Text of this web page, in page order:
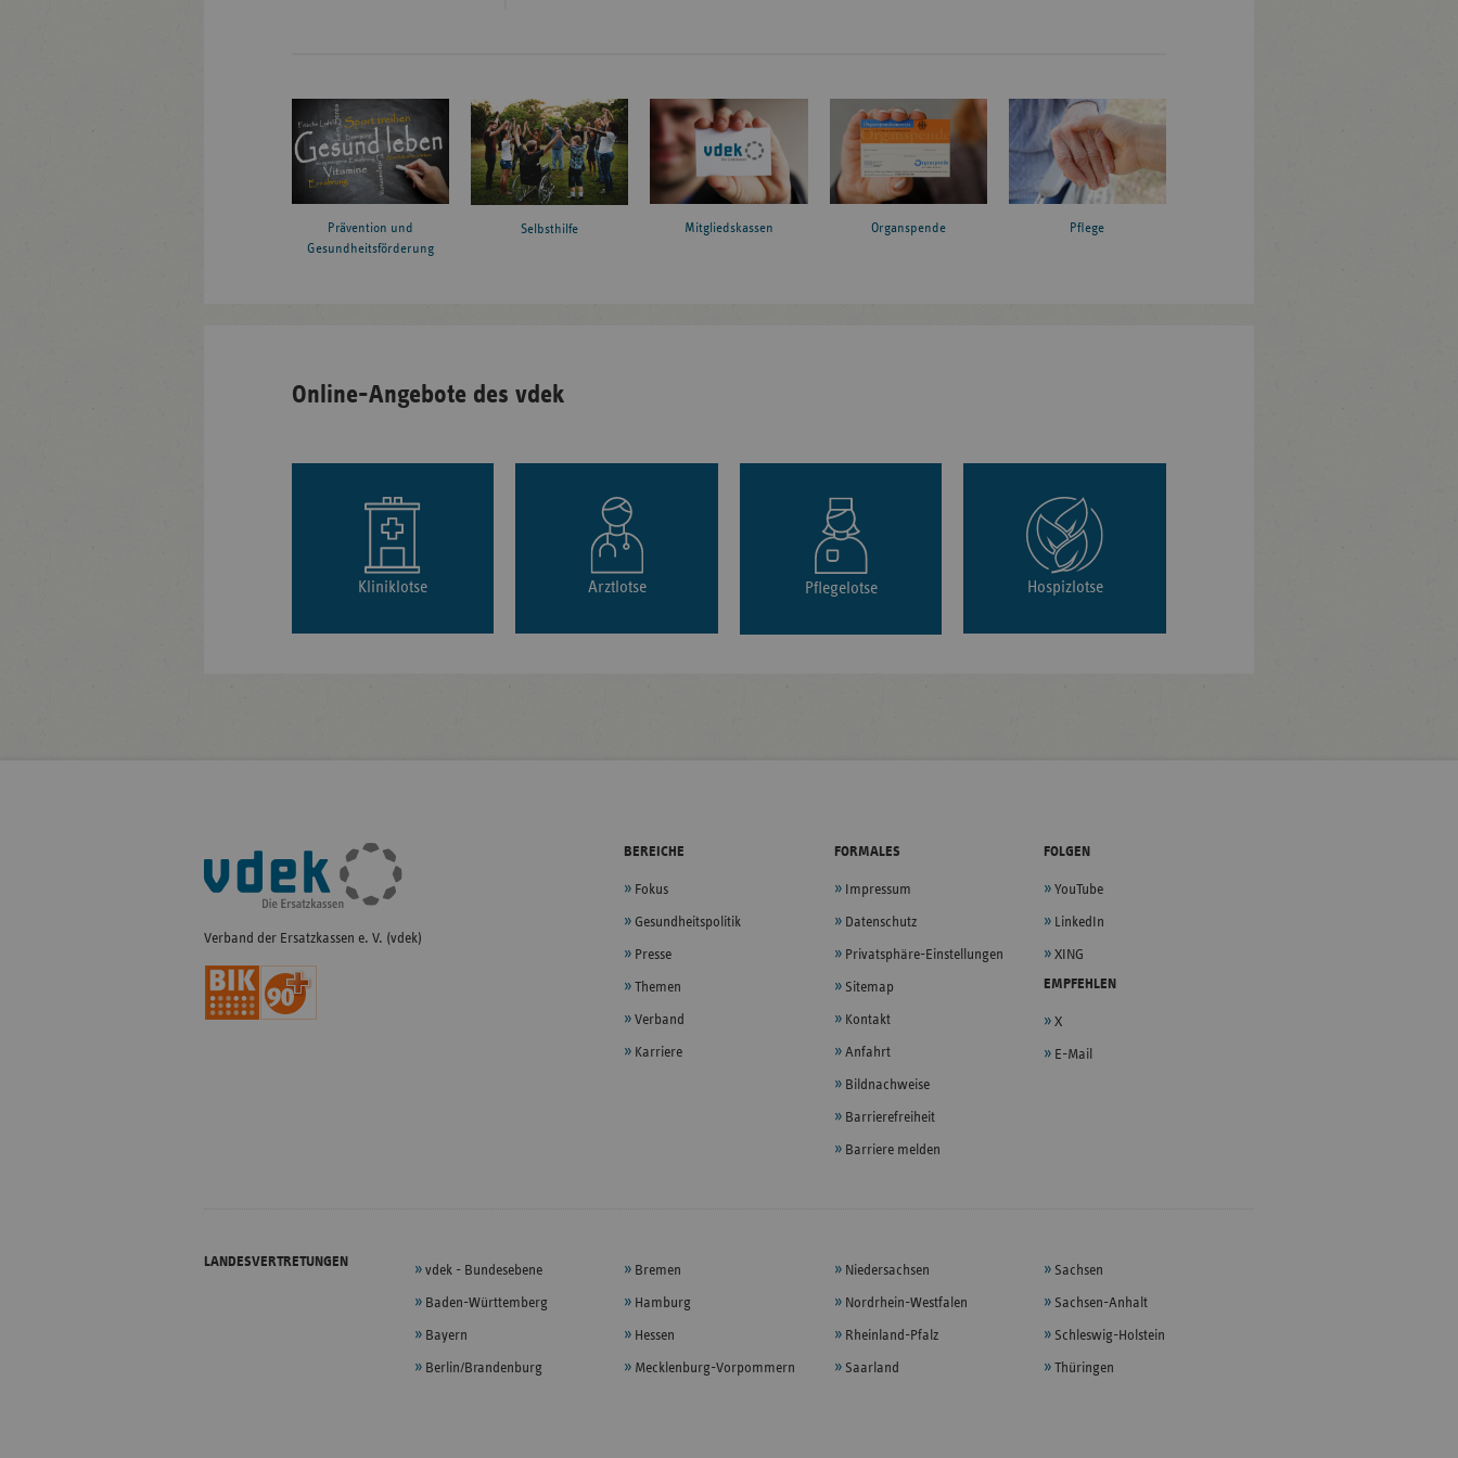
Prävention und
Gesundheitsförderung
Selbsthilfe Mitgliedskassen Organspende Pflege
Online-Angebote des vdek
Kliniklotse Arztlotse Pflegelotse Hospizlotse
Fußleisten-
Navigation
Verband der Ersatzkassen e. V. (vdek)
BEREICHE
Fokus
Gesundheitspolitik
Presse
Themen
Verband
Karriere
FORMALES
Impressum
Datenschutz
Privatsphäre-Einstellungen
Sitemap
Kontakt
Anfahrt
Bildnachweise
Barrierefreiheit
Barriere melden
FOLGEN
YouTube
LinkedIn
XING
EMPFEHLEN
X
E-Mail
LANDESVERTRETUNGEN
vdek - Bundesebene
Baden-Württemberg
Bayern
Berlin/Brandenburg
Bremen
Hamburg
Hessen
Mecklenburg-Vorpommern
Niedersachsen
Nordrhein-Westfalen
Rheinland-Pfalz
Saarland
Sachsen
Sachsen-Anhalt
Schleswig-Holstein
Thüringen